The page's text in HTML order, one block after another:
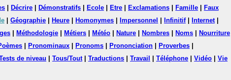
Décrire Démonstratifs Ecole Etre Exclamations Famille
Faux
Géographie Heure Homonymes Impersonnel Infinitif| Internet|
Méthodologie Métiers Météo Nature Nombres Noms
Nourriture
Pronominaux Pronoms Prononciation Proverbes
de niveau Tous/Tout| Traductions Travail Téléphone Vidéo
Vie